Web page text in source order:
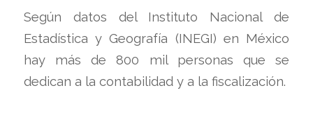
Según datos del Instituto Nacional de
Estadística y Geografía (INEGI) en México
hay más de 800 mil personas que se
dedican a la contabilidad y a la fiscalización.